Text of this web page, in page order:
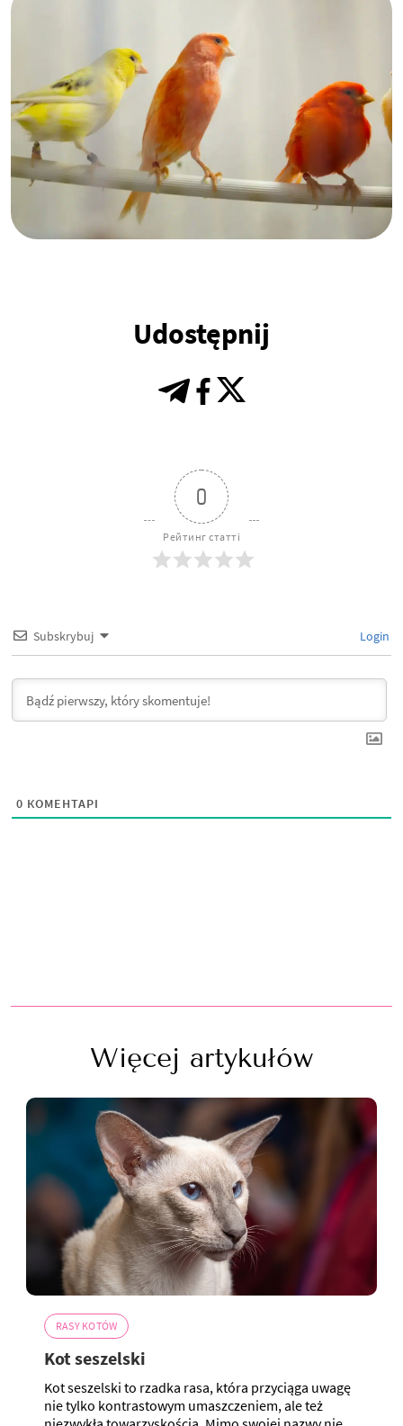
Udostępnij
0
Рейтинг статті
Subskrybuj Login
0 КОМЕНТАРІ
Więcej artykułów
RASY KOTÓW
Kot seszelski
Kot seszelski to rzadka rasa, która przyciąga uwagę
nie tylko kontrastowym umaszczeniem, ale też